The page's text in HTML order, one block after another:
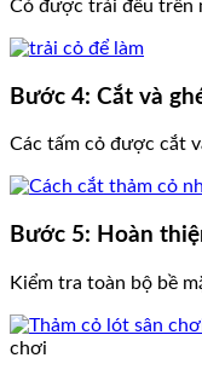
Cỏ được trải đều trên
Bước 4: Cắt và
Các tấm cỏ được cắt
Bước 5: Hoàn
Kiểm tra toàn bộ bề
chơi